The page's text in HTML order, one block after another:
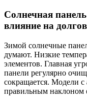
Солнечная
влияние на
Зимой солнечные
думают. Низкие
элементов. Главная
панели регулярно
сокращается. Модели
правильным наклоном